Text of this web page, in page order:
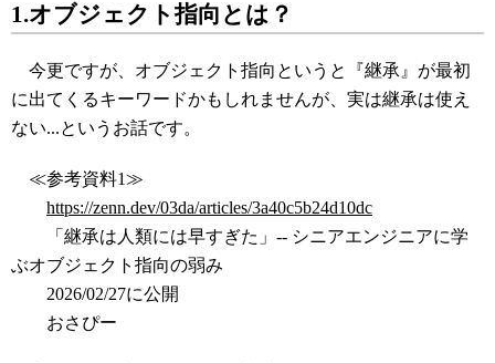
1.オブジェクト指向とは？
今更ですが、オブジェクト指向というと『継承』が最初
に出てくるキーワードかもしれませんが、実は継承は使え
ない...というお話です。
≪参考資料1≫
https://zenn.dev/03da/articles/3a40c5b24d10dc
「継承は人類には早すぎた」-- シニアエンジニアに学
ぶオブジェクト指向の弱み
2026/02/27に公開
おさぴー